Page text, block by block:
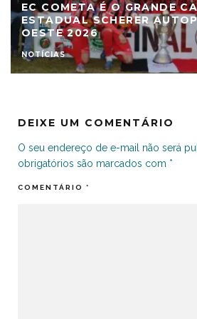
EC COMETA É O GRANDE
ESTADUAL SCHERER
OESTE 2026
NOTÍCIAS
DEIXE UM COMENTÁRIO
O seu endereço de e-mail não será
obrigatórios são marcados com *
COMENTÁRIO *